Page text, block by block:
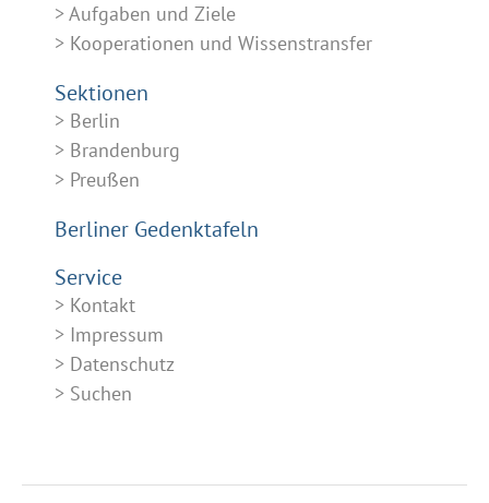
Aufgaben und Ziele
Kooperationen und Wissenstransfer
Sektionen
Berlin
Brandenburg
Preußen
Berliner Gedenktafeln
Service
Kontakt
Impressum
Datenschutz
Suchen